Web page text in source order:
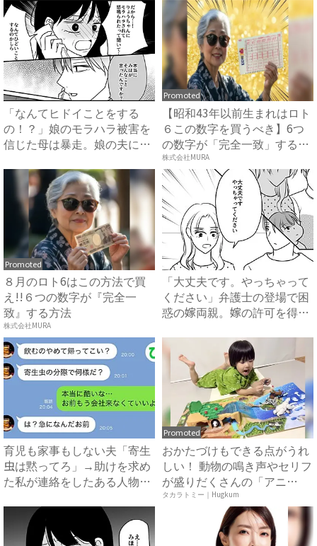
「なんてヒドイことをする
の！？」娘のモラハラ被害を
信じた母は暴走。娘の夫に電
Promoted
【昭和43年以前生まれはロト
６この数字を買うべき】6つ
の数字が「完全一致」する
方...
株式会社MURA
Promoted
８月のロト6はこの方法で買
え!!６つの数字が『完全一
致』する方法
株式会社MURA
「大丈夫です。やっちゃって
ください」弁護士の登場で困
惑の嫁両親。嫁の許可を得た
育児も家事もしない夫「寄生
虫は黙ってろ」→助けを求め
た私が連絡をしたある人物と
Promoted
おかたづけもできる点がうれ
しい！ 動物の鳴き声やセリフ
が盛りだくさんの「アニ
ア ...
タカラトミー｜Hugkum